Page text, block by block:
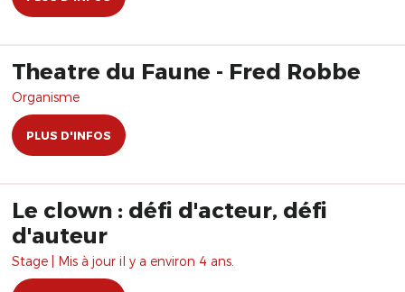
Theatre du Faune - Fred Robbe
Organisme
PLUS D'INFOS
Le clown : défi d'acteur, défi
d'auteur
Stage | Mis à jour il y a environ 4 ans.